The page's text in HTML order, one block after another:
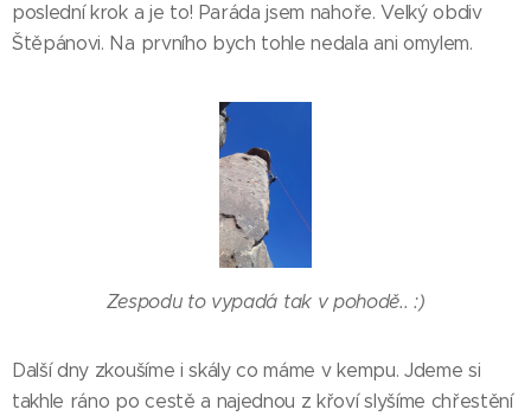
poslední krok a je to! Paráda jsem nahoře. Velký obdiv
Štěpánovi. Na prvního bych tohle nedala ani omylem.
Zespodu to vypadá tak v pohodě.. :)
Další dny zkoušíme i skály co máme v kempu. Jdeme si
takhle ráno po cestě a najednou z křoví slyšíme chřestění